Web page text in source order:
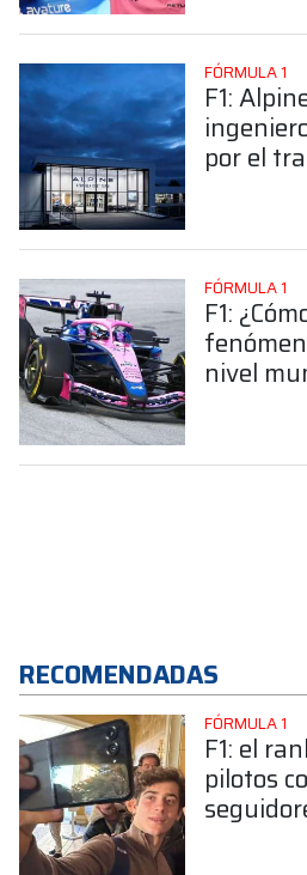
FÓRMULA 1
F1:
por el
FÓRMULA 1
F1:
nivel
RECOMENDADAS
FÓRMULA 1
F1: el
pilotos